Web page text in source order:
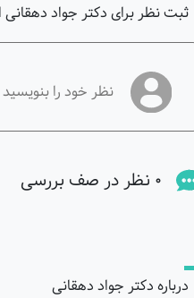
ثبت نظر برای دکتر جواد
0 نظر در صف بررسی
درباره دکتر جواد دهقانی